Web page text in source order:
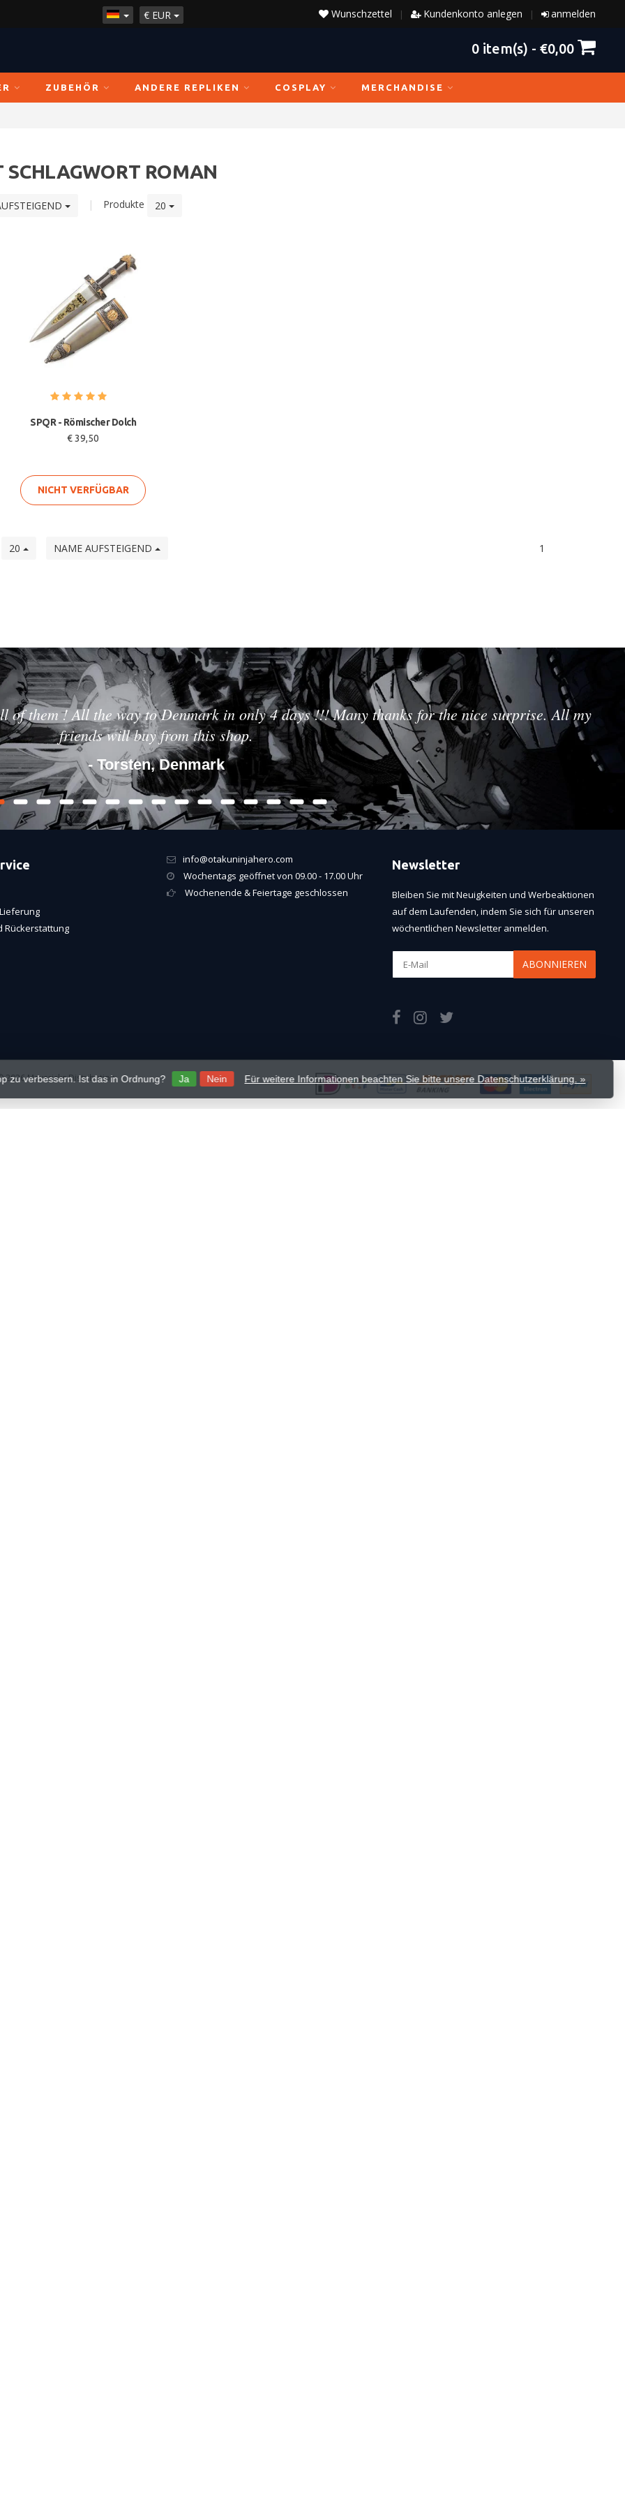
€ EUR anmelden
|
Kundenkonto anlegen
|
Wunschzettel
0 item(s) - €0,00
ZUBEHÖR ANDERE REPLIKEN COSPLAY MERCHANDISE
ROMAN
| Produkte 20
SPQR - Römischer Dolch
€ 39,50
NICHT VERFÜGBAR
20 NAME AUFSTEIGEND 1
of them ! All the way to Denmark in only 4 days !!! Many thanks for the nice surprise. All my
friends will buy from this shop.
- Torsten, Denmark
Rückerstattung
info@otakuninjahero.com
Wochentags geöffnet von 09.00 - 17.00 Uhr
Wochenende & Feiertage geschlossen
Newsletter
Bleiben Sie mit Neuigkeiten und Werbeaktionen
auf dem Laufenden, indem Sie sich für unseren
wöchentlichen Newsletter anmelden.
ABONNIEREN
zu verbessern. Ist das in Ordnung? Ja Nein Für weitere Informationen beachten Sie bitte unsere Datenschutzerklärung. »
Mavericks Distribution